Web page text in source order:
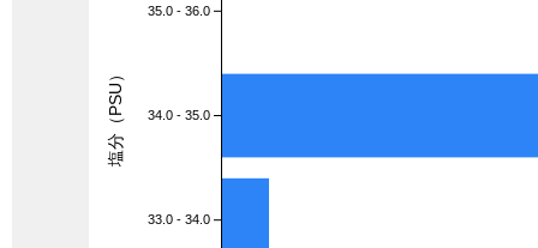
35.0 - 36.0
34.0 - 35.0
33.0 - 34.0
塩分（PSU）